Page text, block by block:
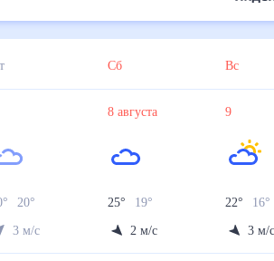
Сб Вс
° 20
3 м/с
8 августа
25° 19°
2 м/с
9
22° 16°
3 м/